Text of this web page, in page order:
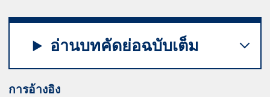
อ่านบทคัดย่อฉบับเต็ม
การอ้างอิง